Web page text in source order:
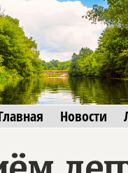
Новости